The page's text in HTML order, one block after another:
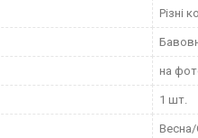
Різні
на
1 шт.
Весна/